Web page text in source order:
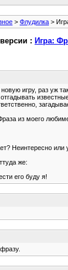
> Флудилка >
: Игра:
игру, раз уж
отгадывать
из моего
Неинтересно или
же:
его буду я!